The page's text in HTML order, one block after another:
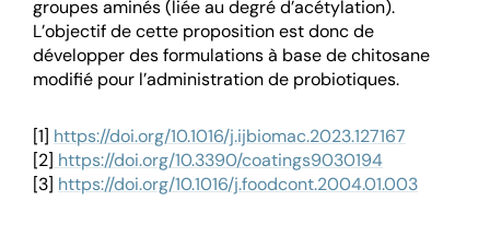
groupes aminés (liée au degré d’acétylation).
L’objectif de cette proposition est donc de
développer des formulations à base de chitosane
modifié pour l’administration de probiotiques.
[1] https://doi.org/10.1016/j.ijbiomac.2023.127167
[2] https://doi.org/10.3390/coatings9030194
[3] https://doi.org/10.1016/j.foodcont.2004.01.003